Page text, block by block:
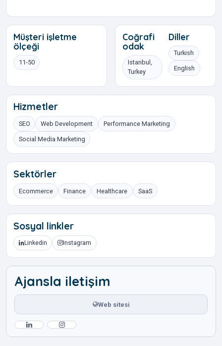
Müşteri işletme
ölçeği
11-50
Coğrafi
odak
Istanbul,
Turkey
Diller
Turkish
English
Hizmetler
SEO Web Development Performance Marketing
Social Media Marketing
Sektörler
Ecommerce Finance Healthcare SaaS
Sosyal linkler
Linkedin Instagram
Ajansla iletişim
Web sitesi